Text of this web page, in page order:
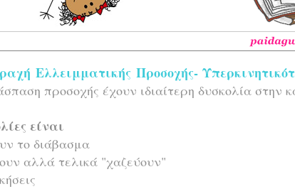
Ελλειμματικής Προσοχής-
προσοχής έχουν ιδιαίτερη δυσκολία στην
είναι
το διάβασμα
αλλά τελικά "χαζεύουν"